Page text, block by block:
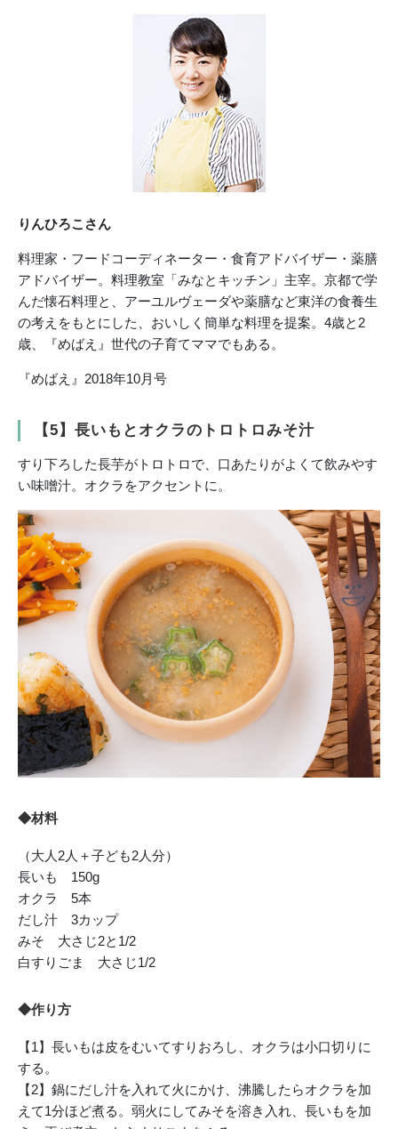
りんひろこさん
料理家・フードコーディネーター・食育アドバイザー・薬膳
アドバイザー。料理教室「みなとキッチン」主宰。京都で学
んだ懐石料理と、アーユルヴェーダや薬膳など東洋の食養生
の考えをもとにした、おいしく簡単な料理を提案。4歳と2
歳、『めばえ』世代の子育てママでもある。
『めばえ』2018年10月号
【5】長いもとオクラのトロトロみそ汁
すり下ろした長芋がトロトロで、口あたりがよくて飲みやす
い味噌汁。オクラをアクセントに。
◆材料
（大人2人＋子ども2人分）
長いも 150g
オクラ 5本
だし汁 3カップ
みそ 大さじ2と1/2
白すりごま 大さじ1/2
◆作り方
【1】長いもは皮をむいてすりおろし、オクラは小口切りに
する。
【2】鍋にだし汁を入れて火にかけ、沸騰したらオクラを加
えて1分ほど煮る。弱火にしてみそを溶き入れ、長いもを加